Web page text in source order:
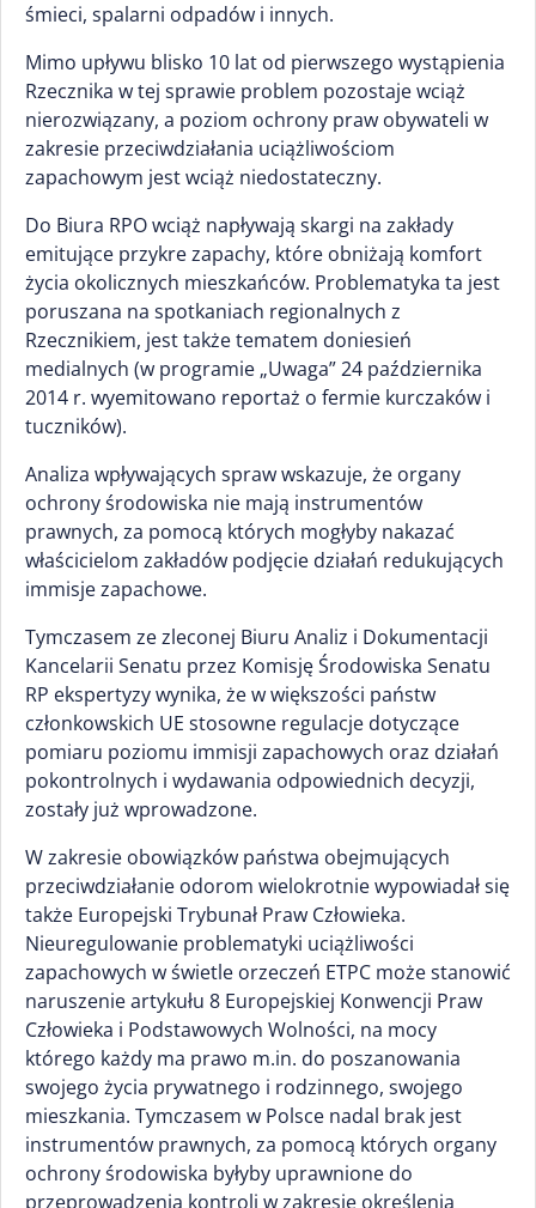
śmieci, spalarni odpadów i innych.
Mimo upływu blisko 10 lat od pierwszego wystąpienia
Rzecznika w tej sprawie problem pozostaje wciąż
nierozwiązany, a poziom ochrony praw obywateli w
zakresie przeciwdziałania uciążliwościom
zapachowym jest wciąż niedostateczny.
Do Biura RPO wciąż napływają skargi na zakłady
emitujące przykre zapachy, które obniżają komfort
życia okolicznych mieszkańców. Problematyka ta jest
poruszana na spotkaniach regionalnych z
Rzecznikiem, jest także tematem doniesień
medialnych (w programie „Uwaga” 24 października
2014 r. wyemitowano reportaż o fermie kurczaków i
tuczników).
Analiza wpływających spraw wskazuje, że organy
ochrony środowiska nie mają instrumentów
prawnych, za pomocą których mogłyby nakazać
właścicielom zakładów podjęcie działań redukujących
immisje zapachowe.
Tymczasem ze zleconej Biuru Analiz i Dokumentacji
Kancelarii Senatu przez Komisję Środowiska Senatu
RP ekspertyzy wynika, że w większości państw
członkowskich UE stosowne regulacje dotyczące
pomiaru poziomu immisji zapachowych oraz działań
pokontrolnych i wydawania odpowiednich decyzji,
zostały już wprowadzone.
W zakresie obowiązków państwa obejmujących
przeciwdziałanie odorom wielokrotnie wypowiadał się
także Europejski Trybunał Praw Człowieka.
Nieuregulowanie problematyki uciążliwości
zapachowych w świetle orzeczeń ETPC może stanowić
naruszenie artykułu 8 Europejskiej Konwencji Praw
Człowieka i Podstawowych Wolności, na mocy
którego każdy ma prawo m.in. do poszanowania
swojego życia prywatnego i rodzinnego, swojego
mieszkania. Tymczasem w Polsce nadal brak jest
instrumentów prawnych, za pomocą których organy
ochrony środowiska byłyby uprawnione do
przeprowadzenia kontroli w zakresie określenia